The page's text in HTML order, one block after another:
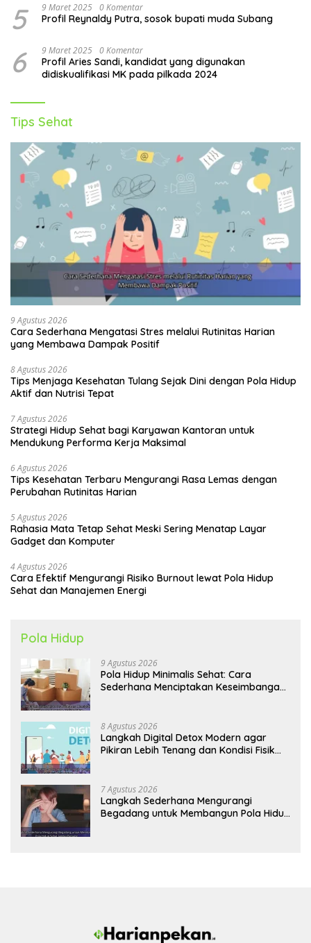
5 9 Maret 2025 0 Komentar
Profil Reynaldy Putra, sosok bupati muda Subang
6 9 Maret 2025 0 Komentar
Profil Aries Sandi, kandidat yang digunakan
didiskualifikasi MK pada pilkada 2024
Tips Sehat
9 Agustus 2026
Cara Sederhana Mengatasi Stres melalui Rutinitas Harian
yang Membawa Dampak Positif
8 Agustus 2026
Tips Menjaga Kesehatan Tulang Sejak Dini dengan Pola Hidup
Aktif dan Nutrisi Tepat
7 Agustus 2026
Strategi Hidup Sehat bagi Karyawan Kantoran untuk
Mendukung Performa Kerja Maksimal
6 Agustus 2026
Tips Kesehatan Terbaru Mengurangi Rasa Lemas dengan
Perubahan Rutinitas Harian
5 Agustus 2026
Rahasia Mata Tetap Sehat Meski Sering Menatap Layar
Gadget dan Komputer
4 Agustus 2026
Cara Efektif Mengurangi Risiko Burnout lewat Pola Hidup
Sehat dan Manajemen Energi
Pola Hidup
9 Agustus 2026
Pola Hidup Minimalis Sehat: Cara
Sederhana Menciptakan Keseimbangan
8 Agustus 2026
Langkah Digital Detox Modern agar
Pikiran Lebih Tenang dan Kondisi Fisik
7 Agustus 2026
Langkah Sederhana Mengurangi
Begadang untuk Membangun Pola Hidup